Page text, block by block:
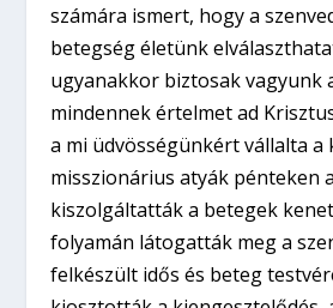
számára ismert, hogy a
betegség életünk
ugyanakkor biztosak vagyunk
mindennek értelmet ad
a mi üdvösségünkért vállalta a
misszionárius atyák pénteken
kiszolgáltatták a betegek
folyamán látogatták meg a
felkészült idős és beteg